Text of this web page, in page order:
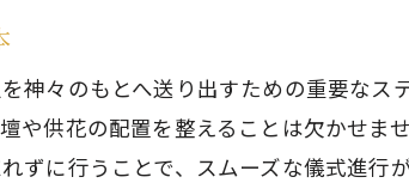
神々との合一を目指す
神道葬儀における魂の
神々のもとへ送り出すための重要な
や供花の配置を整えることは欠かせ
ずに行うことで、スムーズな儀式進